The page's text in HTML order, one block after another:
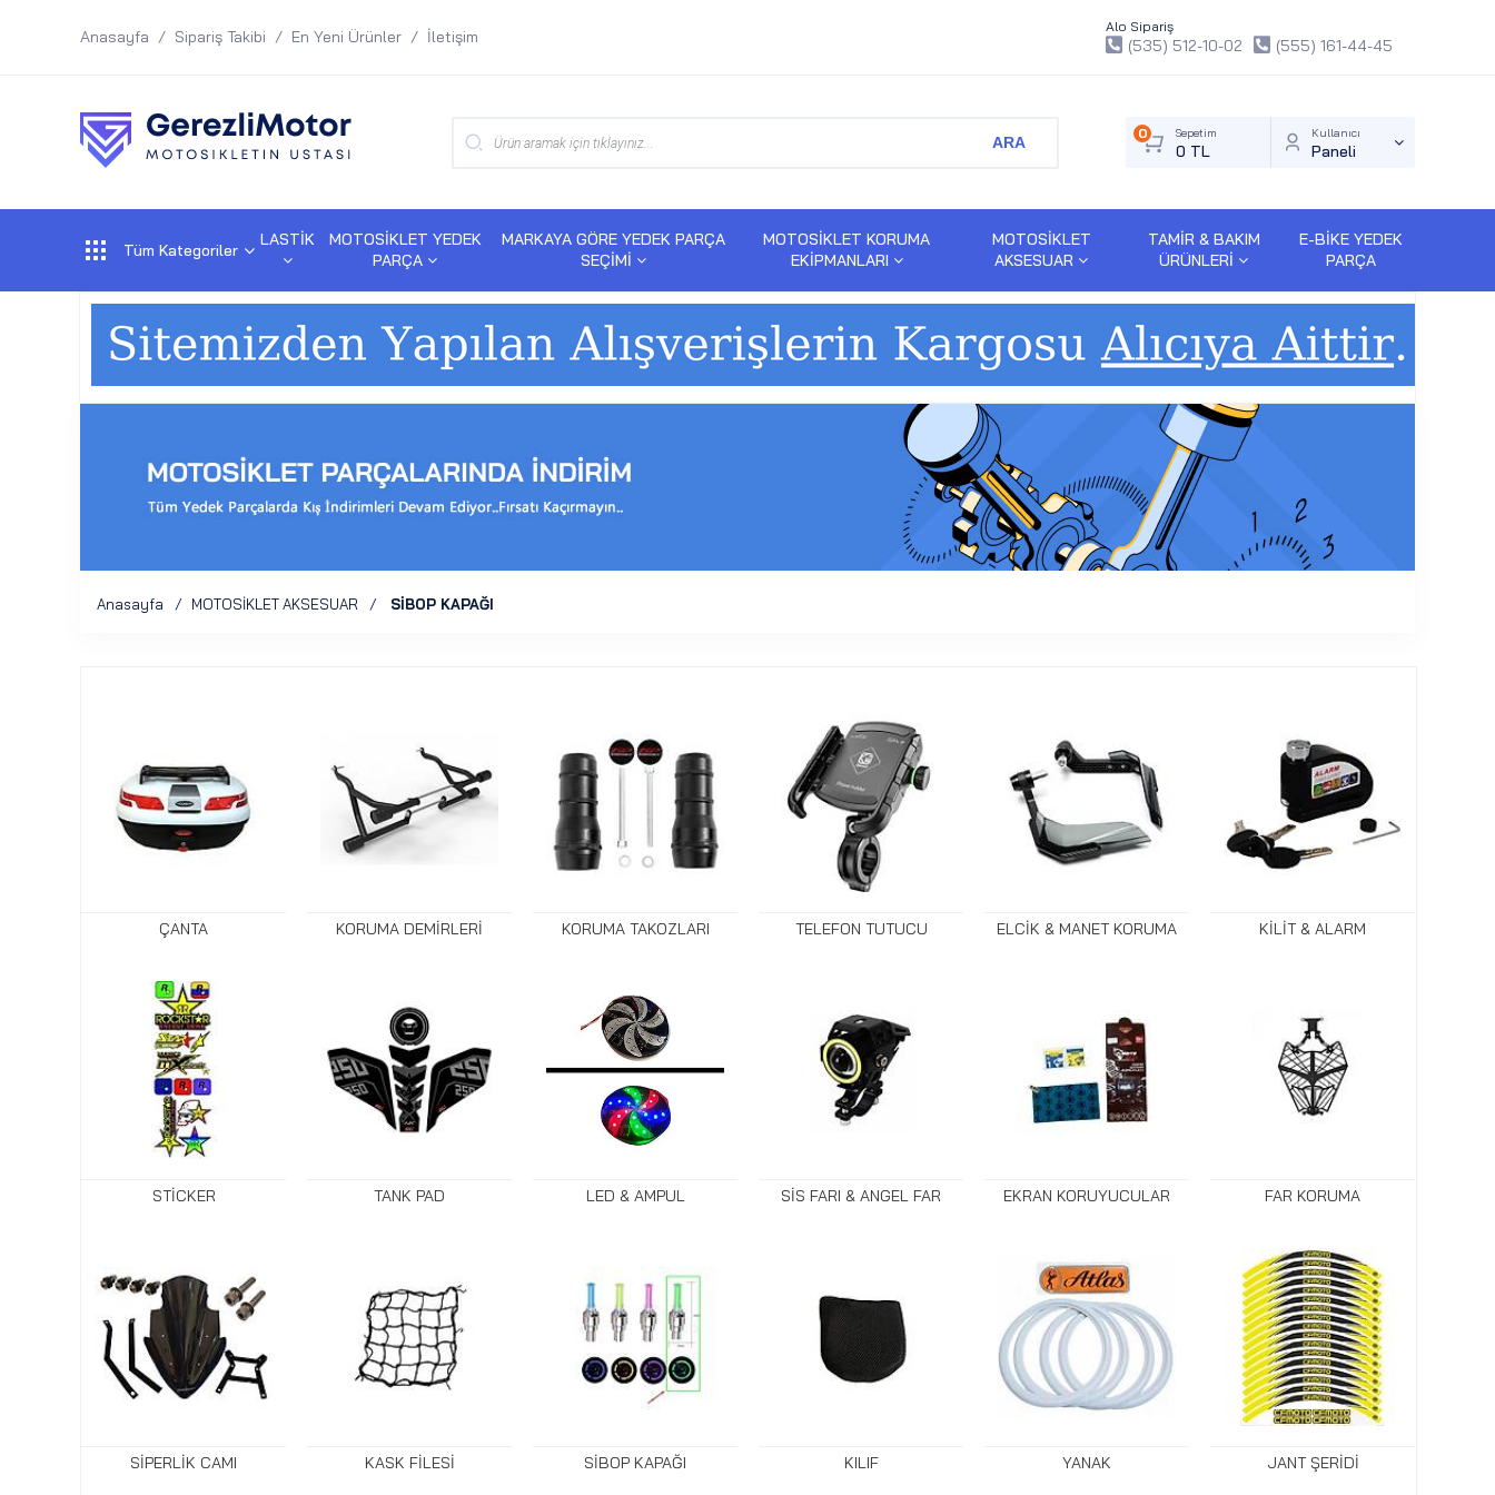
Anasayfa Sipariş Takibi En Yeni Ürünler İletişim
Alo Sipariş
(535) 512-10-02 (555) 161-44-45
ARA
Sepetim
0 TL
0 Kullanıcı
Paneli
Tüm Kategoriler
LASTİK
MOTOSİKLET YEDEK
PARÇA
MARKAYA GÖRE YEDEK PARÇA
SEÇİMİ
MOTOSİKLET KORUMA
EKİPMANLARI
MOTOSİKLET
AKSESUAR
TAMİR & BAKIM
ÜRÜNLERİ
E-BİKE YEDEK
PARÇA
Anasayfa MOTOSİKLET AKSESUAR SİBOP KAPAĞI
ÇANTA KORUMA DEMİRLERİ KORUMA TAKOZLARI TELEFON TUTUCU ELCİK & MANET KORUMA KİLİT & ALARM
STİCKER TANK PAD LED & AMPUL SİS FARI & ANGEL FAR EKRAN KORUYUCULAR FAR KORUMA
SİPERLİK CAMI KASK FİLESİ SİBOP KAPAĞI KILIF YANAK JANT ŞERİDİ